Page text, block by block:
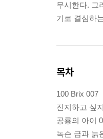
무시한다. 그
기로 결심하
목차
100 Brix 007
진지하고 싶
공룡의 아이
녹슨 금과 늙